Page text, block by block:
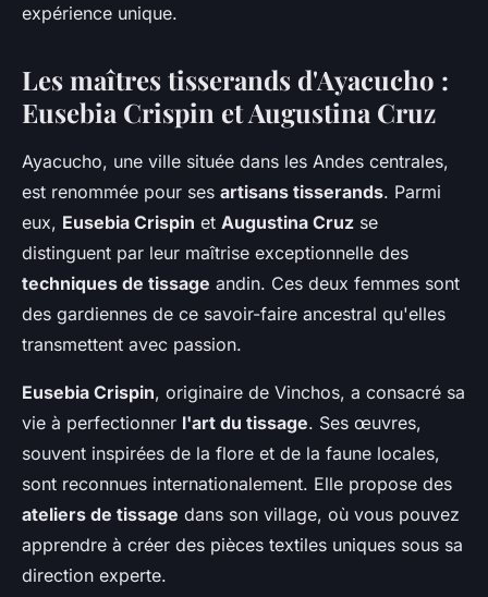
expérience unique.
Les maîtres tisserands d'Ayacucho :
Eusebia Crispin et Augustina Cruz
Ayacucho, une ville située dans les Andes centrales,
est renommée pour ses artisans tisserands. Parmi
eux, Eusebia Crispin et Augustina Cruz se
distinguent par leur maîtrise exceptionnelle des
techniques de tissage andin. Ces deux femmes sont
des gardiennes de ce savoir-faire ancestral qu'elles
transmettent avec passion.
Eusebia Crispin, originaire de Vinchos, a consacré sa
vie à perfectionner l'art du tissage. Ses œuvres,
souvent inspirées de la flore et de la faune locales,
sont reconnues internationalement. Elle propose des
ateliers de tissage dans son village, où vous pouvez
apprendre à créer des pièces textiles uniques sous sa
direction experte.